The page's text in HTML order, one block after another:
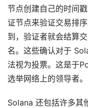
节点创建自己的时间
证节点来验证交易排
到，验证者就会结算
名。这些确认对于
法视为投票。这是于
选举网络上的领导者。
Solana 还包括许多其